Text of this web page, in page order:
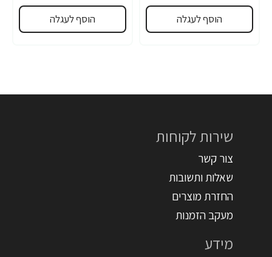
הוסף לעגלה הוסף לעגלה
שירות לקוחות
צור קשר
שאלות ותשובות
החזרת מוצרים
מעקב הזמנות
מידע